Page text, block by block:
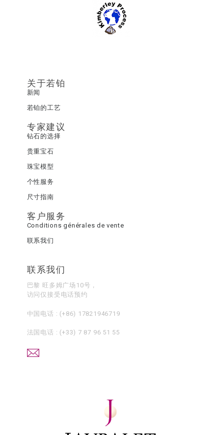
关于若铂
新闻
若铂的工艺
专家建议
钻石的选择
贵重宝石
珠宝模型
个性服务
尺寸指南
客户服务
Conditions générales de vente
联系我们
联系我们
巴黎 旺多姆广场10号，
访问仅接受电话预约
中国电话 : (+86) 17821946719
法国电话 : (+33) 7 87 96 51 55